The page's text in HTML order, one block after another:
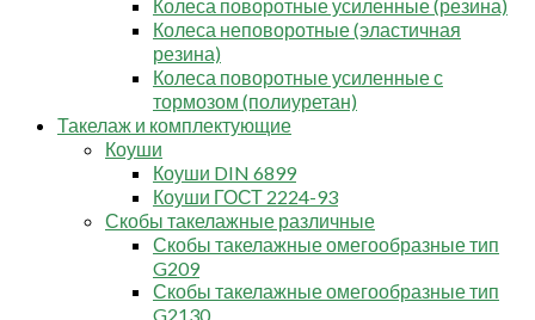
Колеса поворотные усиленные (резина)
Колеса неповоротные (эластичная
резина)
Колеса поворотные усиленные с
тормозом (полиуретан)
Такелаж и комплектующие
Коуши
Коуши DIN 6899
Коуши ГОСТ 2224-93
Скобы такелажные различные
Скобы такелажные омегообразные тип
G209
Скобы такелажные омегообразные тип
G2130